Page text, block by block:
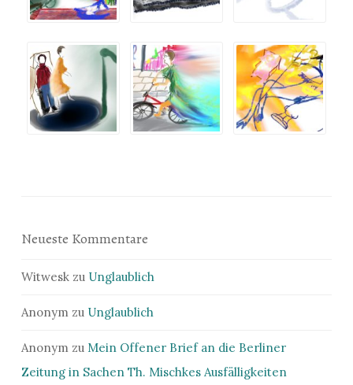
Neueste Kommentare
Witwesk zu Unglaublich
Anonym zu Unglaublich
Anonym zu Mein Offener Brief an die Berliner
Zeitung in Sachen Th. Mischkes Ausfälligkeiten